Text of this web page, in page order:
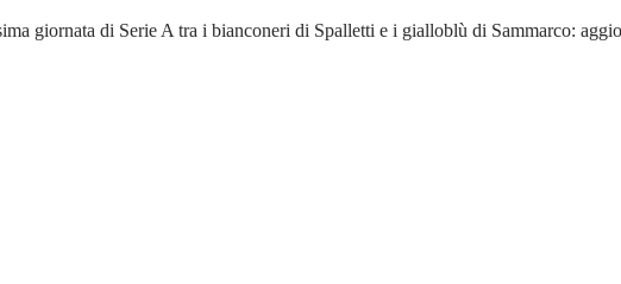
giornata di Serie A tra i bianconeri di Spalletti e i gialloblù di Sammarco: